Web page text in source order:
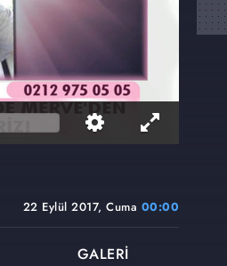
22 Eylül 2017, Cuma 00:00
GALERİ